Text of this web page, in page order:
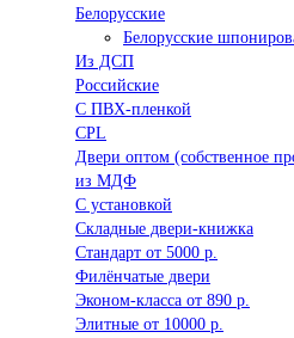
Белорусские
Белорусские
Из ДСП
Российские
C ПВХ-пленкой
CPL
Двери оптом (собственное
из МДФ
С установкой
Складные двери-книжка
Стандарт от 5000 р.
Филёнчатые двери
Эконом-класса от 890 р.
Элитные от 10000 р.